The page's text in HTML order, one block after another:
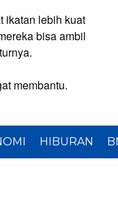
HIBURAN
ikatan lebih kuat
bisa ambil
membantu.